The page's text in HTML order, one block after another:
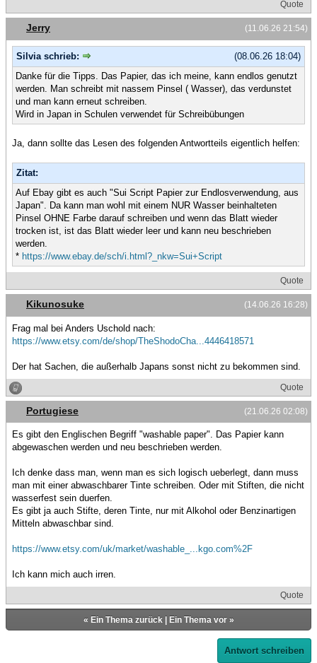
Quote
(11.06.26 21:54)
Jerry
(08.06.26 18:04)
Silvia schrieb:
Danke für die Tipps. Das Papier, das ich meine, kann endlos genutzt
werden. Man schreibt mit nassem Pinsel ( Wasser), das verdunstet
und man kann erneut schreiben.
Wird in Japan in Schulen verwendet für Schreibübungen
Ja, dann sollte das Lesen des folgenden Antwortteils eigentlich helfen:
Zitat:
Auf Ebay gibt es auch "Sui Script Papier zur Endlosverwendung, aus
Japan". Da kann man wohl mit einem NUR Wasser beinhalteten
Pinsel OHNE Farbe darauf schreiben und wenn das Blatt wieder
trocken ist, ist das Blatt wieder leer und kann neu beschrieben
werden.
* https://www.ebay.de/sch/i.html?_nkw=Sui+Script
Quote
(14.06.26 16:28)
Kikunosuke
Frag mal bei Anders Uschold nach:
https://www.etsy.com/de/shop/TheShodoCha...4446418571
Der hat Sachen, die außerhalb Japans sonst nicht zu bekommen sind.
Quote
(21.06.26 02:08)
Portugiese
Es gibt den Englischen Begriff "washable paper". Das Papier kann
abgewaschen werden und neu beschrieben werden.
Ich denke dass man, wenn man es sich logisch ueberlegt, dann muss
man mit einer abwaschbarer Tinte schreiben. Oder mit Stiften, die nicht
wasserfest sein duerfen.
Es gibt ja auch Stifte, deren Tinte, nur mit Alkohol oder Benzinartigen
Mitteln abwaschbar sind.
https://www.etsy.com/uk/market/washable_...kgo.com%2F
Ich kann mich auch irren.
Quote
« Ein Thema zurück| Ein Thema vor»
Antwort schreiben